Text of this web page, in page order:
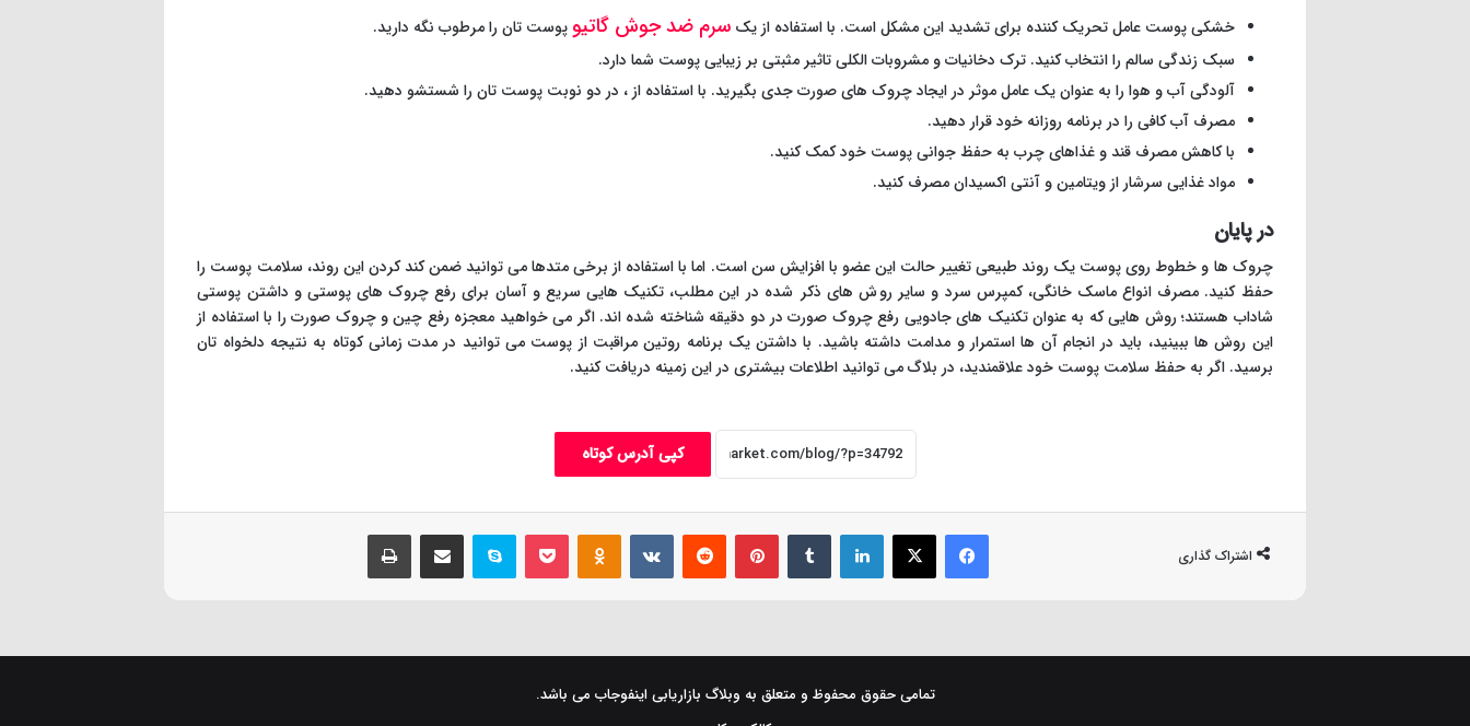
خشکی پوست عامل تحریک کننده برای تشدید این مشکل است. با استفاده از یکسرم ضد جوش گاتیو پوست تان را مرطوب نگه دارید.
سبک زندگی سالم را انتخاب کنید. ترک دخانیات و مشروبات الکلی تاثیر مثبتی بر زیبایی پوست شما دارد.
آلودگی آب و هوا را به عنوان یک عامل موثر در ایجاد چروک های صورت جدی بگیرید. با استفاده از ، در دو نوبت پوست تان را شستشو دهید.
مصرف آب کافی را در برنامه روزانه خود قرار دهید.
با کاهش مصرف قند و غذاهای چرب به حفظ جوانی پوست خود کمک کنید.
مواد غذایی سرشار از ویتامین و آنتی اکسیدان مصرف کنید.
در پایان
چروک ها و خطوط روی پوست یک روند طبیعی تغییر حالت این عضو با افزایش سن است. اما با استفاده از برخی متدها می توانید ضمن کند کردن این روند، سلامت پوست را
حفظ کنید. مصرف انواع ماسک خانگی، کمپرس سرد و سایر رو ش های ذکر شده در این مطلب، تکنیک هایی سریع و آسان برای رفع چروک های پوستی و داشتن پوستی
شاداب هستند؛ روش هایی که به عنوان تکنیک های جادویی رفع چروک صورت در دو دقیقه شناخته شده اند. اگر می خواهید معجزه رفع چین و چروک صورت را با استفاده از
این روش ها ببینید، باید در انجام آن ها استمرار و مدامت داشته باشید. با داشتن یک برنامه روتین مراقبت از پوست می توانید در مدت زمانی کوتاه به نتیجه دلخواه تان
برسید. اگر به حفظ سلامت پوست خود علاقمندید، در بلاگ می توانید اطلاعات بیشتری در این زمینه دریافت کنید.
کپی آدرس کوتاه
اشتراک گذاری
فیس بوک X لینکدین ‫تامبلر ‫پین‌ترست‫رددیت ‫VKontakte
‫Odnoklassniki
پاکت اسکایپ اشتراک گذاری از طریق ایمیل چاپ
تمامی حقوق محفوظ و متعلق به وبلاگ بازاریابی اینفوجاب می باشد.